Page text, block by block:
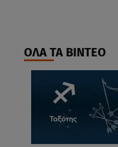
ΟΛΑ ΤΑ ΒΙΝΤΕΟ